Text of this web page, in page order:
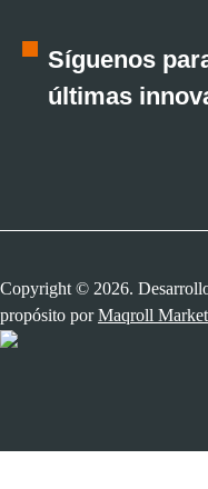
Síguenos
últimas
Copyright © 2026.
propósito porMaqroll